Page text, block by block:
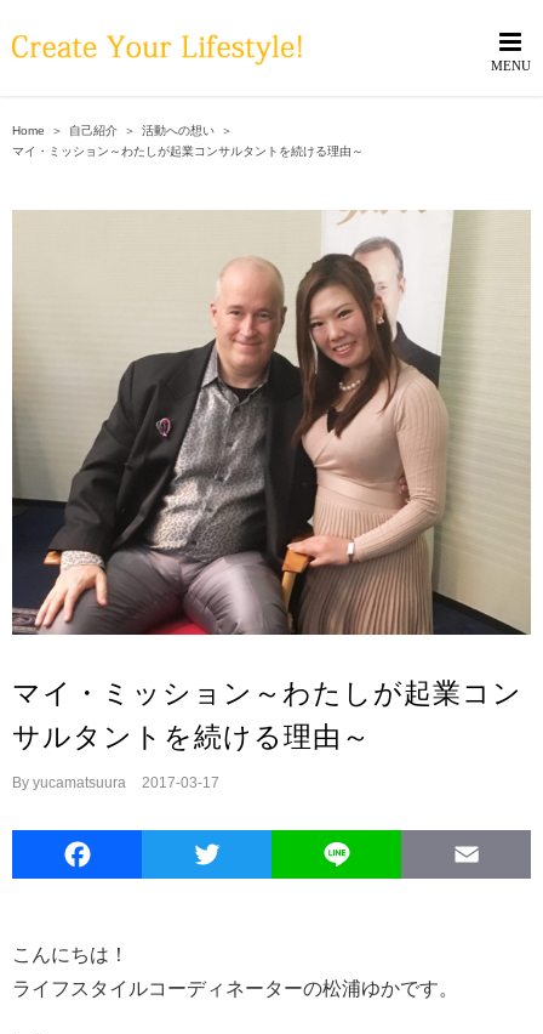
to
Home ＞ 自己紹介 ＞ 活動への想い
＞
マイ・ミッション～わたしが起業コンサルタントを続ける理由～
マイ・ミッション～わたしが起業コン
サルタントを続ける理由～
By yucamatsuura 2017-03-17
Facebook Twitter
こんにちは！
ライフスタイルコーディネーターの松浦ゆかです。